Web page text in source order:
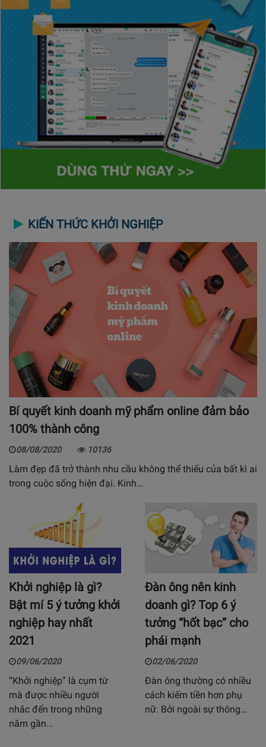
KIẾN THỨC KHỞI NGHIỆP
Bí quyết kinh doanh mỹ phẩm online đảm bảo
100% thành công
08/08/2020 10136
Làm đẹp đã trở thành nhu cầu không thể thiếu của bất kì ai
trong cuộc sống hiện đại. Kinh…
Khởi nghiệp là gì?
Bật mí 5 ý tưởng khởi
nghiệp hay nhất
2021
09/06/2020
“Khởi nghiệp” là cụm từ
mà được nhiều người
nhắc đến trong những
năm gần…
Đàn ông nên kinh
doanh gì? Top 6 ý
tưởng “hốt bạc” cho
phái mạnh
02/06/2020
Đàn ông thường có nhiều
cách kiếm tiền hơn phụ
nữ. Bởi ngoài sự thông…